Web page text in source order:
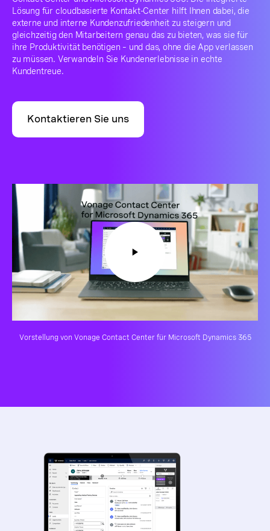
Lösung für cloudbasierte Kontakt-Center hilft Ihnen dabei, die
externe und interne Kundenzufriedenheit zu steigern und
gleichzeitig den Mitarbeitern genau das zu bieten, was sie für
ihre Produktivität benötigen – und das, ohne die App verlassen
zu müssen. Verwandeln Sie Kundenerlebnisse in echte
Kundentreue.
Kontaktieren Sie uns
Vorstellung von Vonage Contact Center für Microsoft Dynamics 365